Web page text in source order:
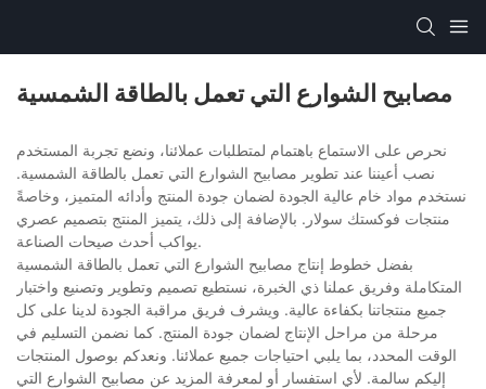
مصابيح الشوارع التي تعمل بالطاقة الشمسية
نحرص على الاستماع باهتمام لمتطلبات عملائنا، ونضع تجربة المستخدم
نصب أعيننا عند تطوير مصابيح الشوارع التي تعمل بالطاقة الشمسية.
نستخدم مواد خام عالية الجودة لضمان جودة المنتج وأدائه المتميز، وخاصةً
منتجات فوكستك سولار. بالإضافة إلى ذلك، يتميز المنتج بتصميم عصري
يواكب أحدث صيحات الصناعة.
بفضل خطوط إنتاج مصابيح الشوارع التي تعمل بالطاقة الشمسية
المتكاملة وفريق عملنا ذي الخبرة، نستطيع تصميم وتطوير وتصنيع واختبار
جميع منتجاتنا بكفاءة عالية. ويشرف فريق مراقبة الجودة لدينا على كل
مرحلة من مراحل الإنتاج لضمان جودة المنتج. كما نضمن التسليم في
الوقت المحدد، بما يلبي احتياجات جميع عملائنا. ونعدكم بوصول المنتجات
إليكم سالمة. لأي استفسار أو لمعرفة المزيد عن مصابيح الشوارع التي